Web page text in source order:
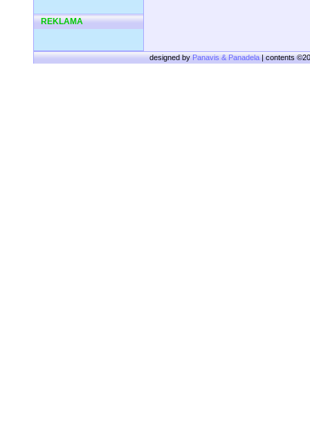
REKLAMA
designed byPanavis & Panadela| contents